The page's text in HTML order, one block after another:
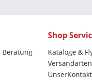
Beratung
Shop
Kataloge &
Versandarten
UnserKontakt